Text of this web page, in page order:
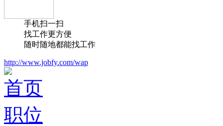
手机扫一扫
找工作更方便
随时随地都能找工作
http://www.jobfy.com/wap
首页
职位